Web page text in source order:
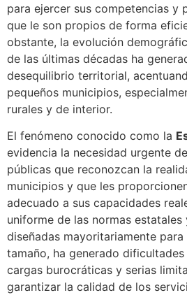
para ejercer sus competencias y
que le son propios de forma
obstante, la evolución
de las últimas décadas ha
desequilibrio territorial,
pequeños municipios,
rurales y de interior.
El fenómeno conocido como la
evidencia la necesidad urgente
públicas que reconozcan la
municipios y que les
adecuado a sus capacidades
uniforme de las normas estatales
diseñadas mayoritariamente
tamaño, ha generado
cargas burocráticas y serias
garantizar la calidad de los